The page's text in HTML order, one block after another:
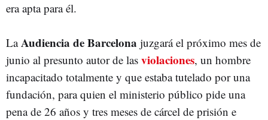
era apta para él.
LaAudiencia de Barcelona juzgará el próximo mes de
junio al presunto autor de las violaciones, un hombre
incapacitado totalmente y que estaba tutelado por una
fundación, para quien el ministerio público pide una
pena de 26 años y tres meses de cárcel de prisión e